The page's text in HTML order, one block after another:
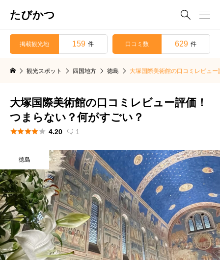
たびかつ 
掲載観光地 159 件 口コミ数 629 件
観光スポット 四国地方 徳島 大塚国際美術館の口コミレビュ
大塚国際美術館の口コミレビュー評価！
つまらない？何がすごい？
 4.20  1
徳島